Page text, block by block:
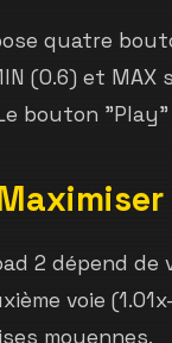
quatre
(0.6) et
bouton
2 dépend
voie
moyennes.